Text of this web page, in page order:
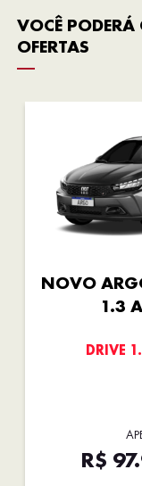
VOCÊ PODERÁ
OFERTAS
NOVO
1.3
DRIVE
R$